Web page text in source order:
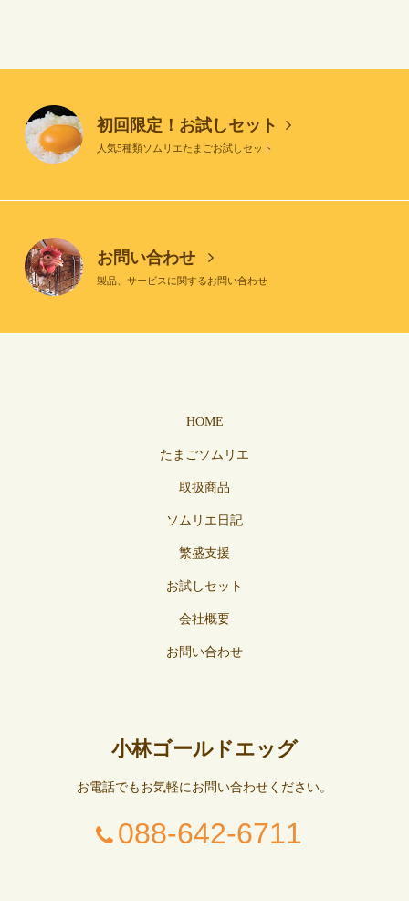
初回限定！お試しセット
人気5種類ソムリエたまごお試しセット
お問い合わせ
製品、サービスに関するお問い合わせ
HOME
たまごソムリエ
取扱商品
ソムリエ日記
繁盛支援
お試しセット
会社概要
お問い合わせ
小林ゴールドエッグ
お電話でもお気軽にお問い合わせください。
088-642-6711